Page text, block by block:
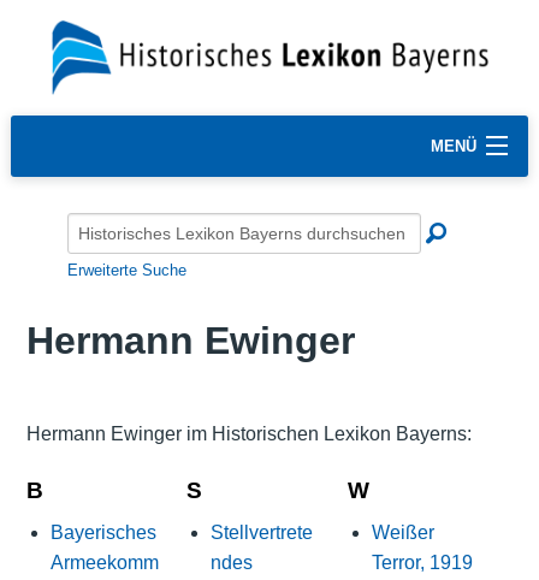
MENÜ
Erweiterte Suche
Hermann Ewinger
Hermann Ewinger im Historischen Lexikon Bayerns:
B
Bayerisches
Armeekomm
S
Stellvertrete
ndes
W
Weißer
Terror, 1919